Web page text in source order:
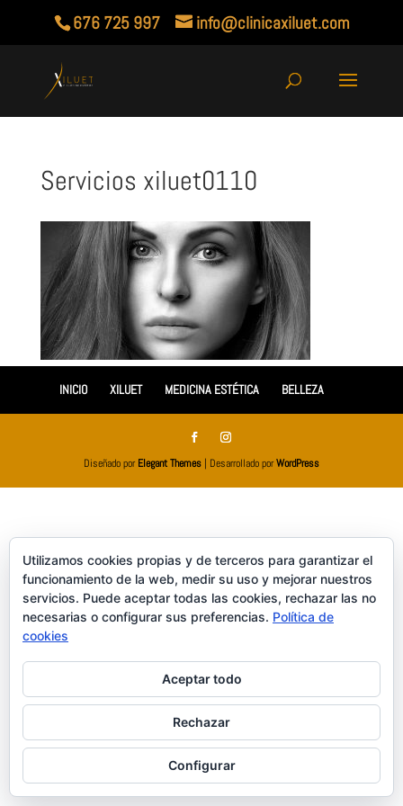
676 725 997 info@clinicaxiluet.com
Servicios xiluet0110
INICIO XILUET MEDICINA ESTÉTICA BELLEZA
Diseñado porElegant Themes| Desarrollado porWordPress
Utilizamos cookies propias y de terceros para garantizar el
funcionamiento de la web, medir su uso y mejorar nuestros
servicios. Puede aceptar todas las cookies, rechazar las no
necesarias o configurar sus preferencias. Política de
cookies
Aceptar todo
Rechazar
Configurar